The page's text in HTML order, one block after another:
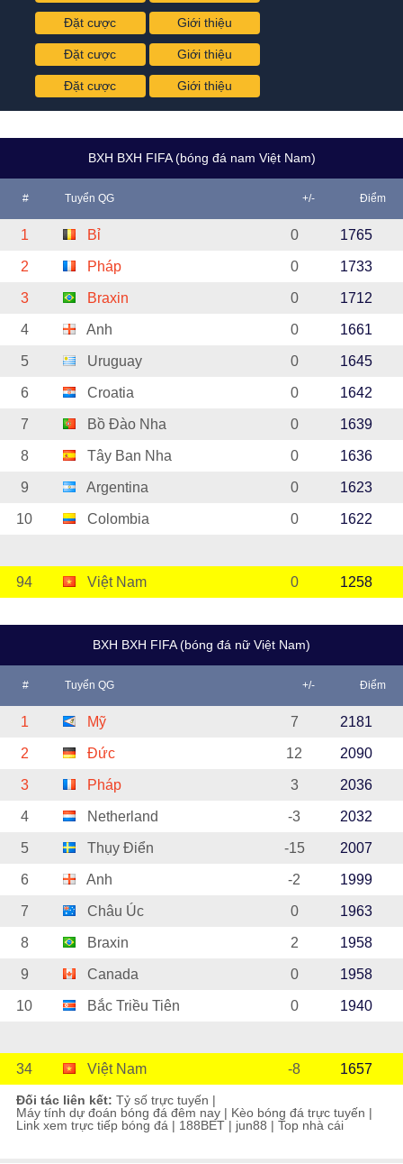
Đặt cược Giới thiệu
Đặt cược Giới thiệu
Đặt cược Giới thiệu
BXH BXH FIFA (bóng đá nam Việt Nam)
# Tuyển QG +/- Điểm
1 Bỉ 0 1765
2 Pháp 0 1733
3 Braxin 0 1712
4 Anh 0 1661
5 Uruguay 0 1645
6 Croatia 0 1642
7 Bồ Đào Nha 0 1639
8 Tây Ban Nha 0 1636
9 Argentina 0 1623
10 Colombia 0 1622
94 Việt Nam 0 1258
BXH BXH FIFA (bóng đá nữ Việt Nam)
# Tuyển QG +/- Điểm
1 Mỹ 7 2181
2 Đức 12 2090
3 Pháp 3 2036
4 Netherland -3 2032
5 Thụy Điển -15 2007
6 Anh -2 1999
7 Châu Úc 0 1963
8 Braxin 2 1958
9 Canada 0 1958
10 Bắc Triều Tiên 0 1940
34 Việt Nam -8 1657
Đối tác liên kết: Tỷ số trực tuyến |
Máy tính dự đoán bóng đá đêm nay | Kèo bóng đá trực tuyến |
Link xem trực tiếp bóng đá | 188BET | jun88 | Top nhà cái